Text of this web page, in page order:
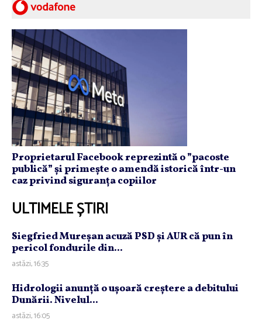
Proprietarul Facebook reprezintă o ”pacoste
publică” și primește o amendă istorică într-un
caz privind siguranța copiilor
ULTIMELE ȘTIRI
Siegfried Mureşan acuză PSD şi AUR că pun în
pericol fondurile din...
astăzi, 16:35
Hidrologii anunţă o uşoară creştere a debitului
Dunării. Nivelul...
astăzi, 16:05